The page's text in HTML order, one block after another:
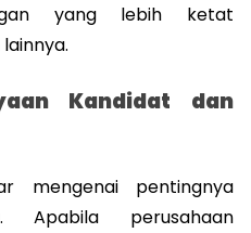
yang lebih ketat
Kandidat dan
mengenai pentingnya
perusahaan